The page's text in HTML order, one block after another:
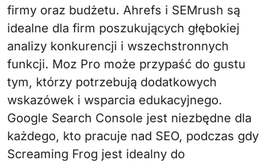
firmy oraz budżetu. Ahrefs i SEMrush są
idealne dla firm poszukujących głębokiej
analizy konkurencji i wszechstronnych
funkcji. Moz Pro może przypaść do gustu
tym, którzy potrzebują dodatkowych
wskazówek i wsparcia edukacyjnego.
Google Search Console jest niezbędne dla
każdego, kto pracuje nad SEO, podczas gdy
Screaming Frog jest idealny do